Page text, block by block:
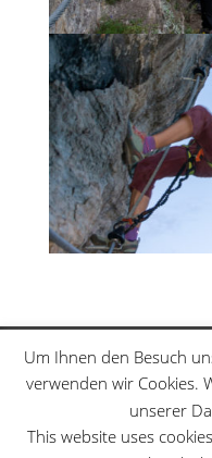
Klettersteige
Um Ihnen den Besuch
verwenden wir Cookies.
unserer
This website uses